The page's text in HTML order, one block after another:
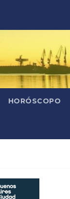
HORÓSCOPO